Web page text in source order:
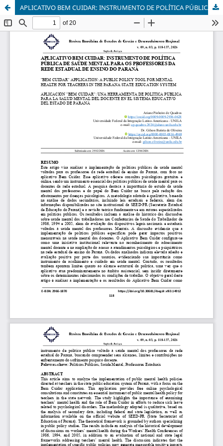
APLICATIVO BEM CUIDAR: INSTRUMENTO DE POLÍTICA PÚBLICA DE SAÚDE MENTAL PARA OS PROFESSORES DA REDE ESTADUAL DE ENSINO DO PARANÁ